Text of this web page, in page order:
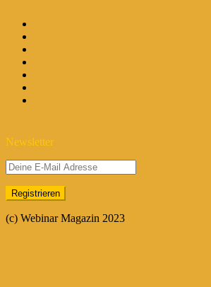
Newsletter
(c) Webinar Magazin 2023